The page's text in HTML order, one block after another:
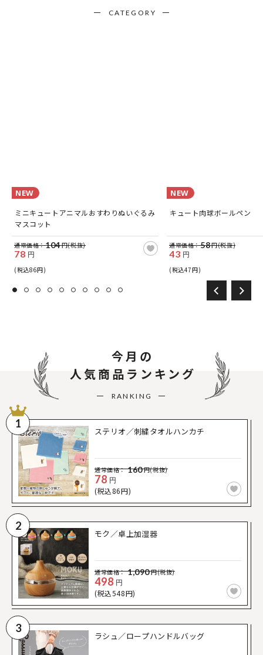
CATEGORY
NEW
ミニキュートアニマルおすわりぬいぐるみ
マスコット
通常価格：104円(税抜)
78 円
(税込86円)
NEW
キュート肉球ボールペン
通常価格：58円(税抜)
43 円
(税込47円)
今月の
人気商品ランキング
RANKING
1
ステリオ／刺繍タオルハンカチ
通常価格： 160円(税抜)
78 円
(税込86円)
2
モク／卓上加湿器
通常価格： 1,090円(税抜)
498 円
(税込548円)
3
ラシュ／ロープハンドルバッグ